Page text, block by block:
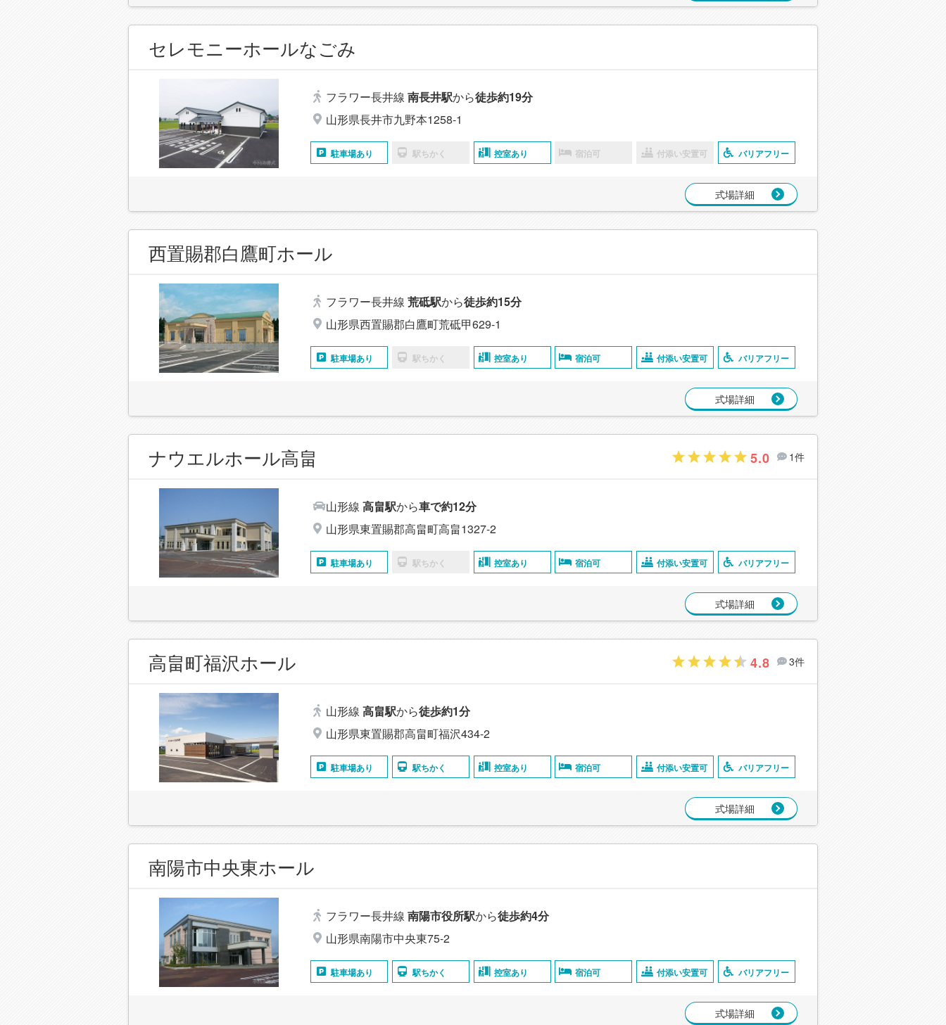
セレモニーホールなごみ
フラワー長井線 南長井駅から徒歩約19分
山形県長井市九野本1258-1
駐車場あり 駅ちかく 控室あり 宿泊可 付添い安置可 バリアフリー
式場詳細
西置賜郡白鷹町ホール
フラワー長井線 荒砥駅から徒歩約15分
山形県西置賜郡白鷹町荒砥甲629-1
駐車場あり 駅ちかく 控室あり 宿泊可 付添い安置可 バリアフリー
式場詳細
ナウエルホール高畠 5.0 1件
山形線 高畠駅から車で約12分
山形県東置賜郡高畠町高畠1327-2
駐車場あり 駅ちかく 控室あり 宿泊可 付添い安置可 バリアフリー
式場詳細
高畠町福沢ホール 4.8 3件
山形線 高畠駅から徒歩約1分
山形県東置賜郡高畠町福沢434-2
駐車場あり 駅ちかく 控室あり 宿泊可 付添い安置可 バリアフリー
式場詳細
南陽市中央東ホール
フラワー長井線 南陽市役所駅から徒歩約4分
山形県南陽市中央東75-2
駐車場あり 駅ちかく 控室あり 宿泊可 付添い安置可 バリアフリー
式場詳細